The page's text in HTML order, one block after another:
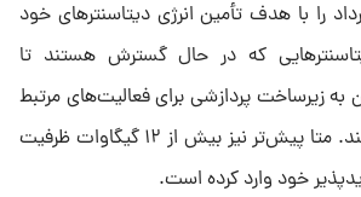
را با هدف تأمین انرژی دیتاسنترهای خود
که در حال گسترش هستند تا
به زیرساخت پردازشی برای فعالیت‌های مرتبط
با هوش مصنوعی باشند. متا پیش‌تر نیز بیش از ۱۲ گیگاوات ظرفیت
خود وارد کرده است.